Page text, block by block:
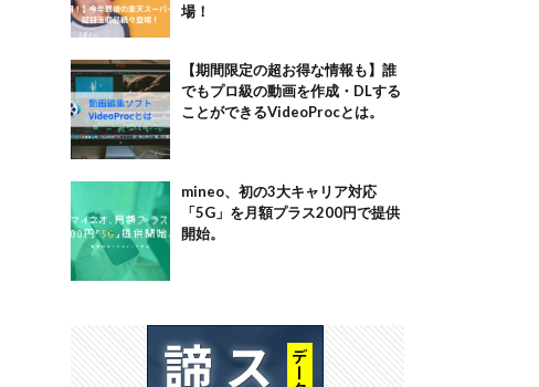
場！
【期間限定の超お得な情報も】誰
でもプロ級の動画を作成・DLする
ことができるVideoProcとは。
mineo、初の3大キャリア対応
「5G」を月額プラス200円で提供
開始。